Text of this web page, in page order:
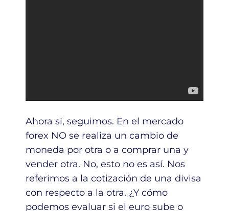
Ahora sí, seguimos. En el mercado
forex NO se realiza un cambio de
moneda por otra o a comprar una y
vender otra. No, esto no es así. Nos
referimos a la cotización de una divisa
con respecto a la otra. ¿Y cómo
podemos evaluar si el euro sube o